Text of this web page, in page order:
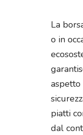
La
o in
piatti
dal